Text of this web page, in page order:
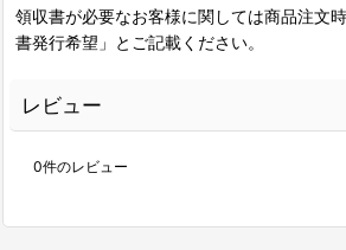
領収書が必要なお客様に関しては商品注文
書発行希望」とご記載ください。
レビュー
0件のレビュー